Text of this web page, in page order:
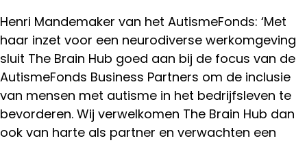
Henri Mandemaker van het AutismeFonds: ‘Met
haar inzet voor een neurodiverse werkomgeving
sluit The Brain Hub goed aan bij de focus van de
AutismeFonds Business Partners om de inclusie
van mensen met autisme in het bedrijfsleven te
bevorderen. Wij verwelkomen The Brain Hub dan
ook van harte als partner en verwachten een